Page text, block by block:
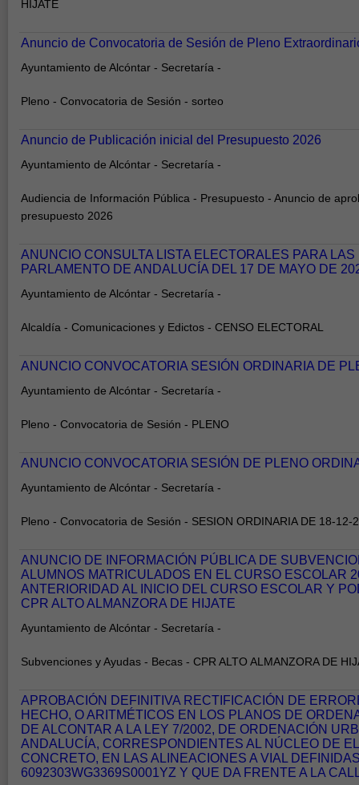
HIJATE
Anuncio de Convocatoria de Sesión de Pleno
Ayuntamiento de Alcóntar - Secretaría -
Pleno - Convocatoria de Sesión - sorteo
Anuncio de Publicación inicial del Presupuesto 2026
Ayuntamiento de Alcóntar - Secretaría -
Audiencia de Información Pública - Presupuesto - Anuncio de
presupuesto 2026
ANUNCIO CONSULTA LISTA ELECTORALES PARA
PARLAMENTO DE ANDALUCÍA DEL 17 DE MAYO DE
Ayuntamiento de Alcóntar - Secretaría -
Alcaldía - Comunicaciones y Edictos - CENSO ELECTORAL
ANUNCIO CONVOCATORIA SESIÓN ORDINARIA DE
Ayuntamiento de Alcóntar - Secretaría -
Pleno - Convocatoria de Sesión - PLENO
ANUNCIO CONVOCATORIA SESIÓN DE PLENO
Ayuntamiento de Alcóntar - Secretaría -
Pleno - Convocatoria de Sesión - SESION ORDINARIA DE 18-12-
ANUNCIO DE INFORMACIÓN PÚBLICA DE
ALUMNOS MATRICULADOS EN EL CURSO ESCOLAR
ANTERIORIDAD AL INICIO DEL CURSO ESCOLAR Y
CPR ALTO ALMANZORA DE HIJATE
Ayuntamiento de Alcóntar - Secretaría -
Subvenciones y Ayudas - Becas - CPR ALTO ALMANZORA DE
APROBACIÓN DEFINITIVA RECTIFICACIÓN DE
HECHO, O ARITMÉTICOS EN LOS PLANOS DE
DE ALCONTAR A LA LEY 7/2002, DE ORDENACIÓN
ANDALUCÍA, CORRESPONDIENTES AL NÚCLEO DE
CONCRETO, EN LAS ALINEACIONES A VIAL
6092303WG3369S0001YZ Y QUE DA FRENTE A LA